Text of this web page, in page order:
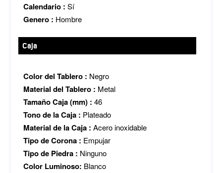
Calendario :Sí
Genero : Hombre
Caja
Color del Tablero : Negro
Material del Tablero : Metal
Tamaño Caja (mm) :46
Tono de la Caja : Plateado
Material de la Caja :Acero inoxidable
Tipo de Corona : Empujar
Tipo de Piedra : Ninguno
Color Luminoso: Blanco